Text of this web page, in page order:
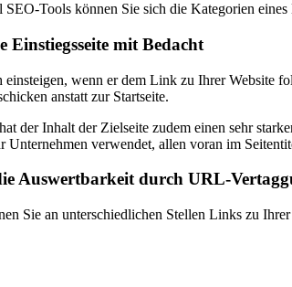
Tools können Sie sich die Kategorien eines
Einstiegsseite mit Bedacht
wenn er dem Link zu Ihrer Website
anstatt zur Startseite.
der Inhalt der Zielseite zudem einen sehr
verwendet, allen voran im
Auswertbarkeit durch URL-
Sie an unterschiedlichen Stellen Links zu